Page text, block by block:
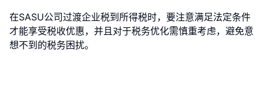
在SASU公司过渡企业税到所得税时，要注意满足法定条件
才能享受税收优惠，并且对于税务优化需慎重考虑，避免意
想不到的税务困扰。